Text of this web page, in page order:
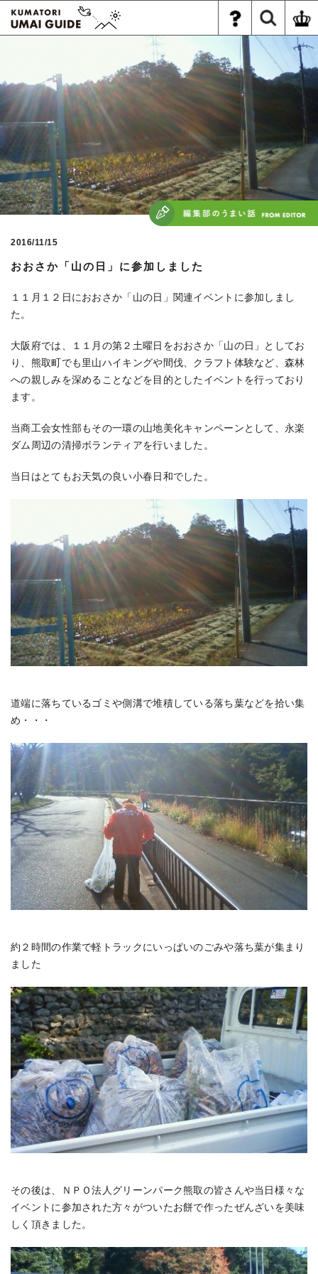
2016/11/15
おおさか「山の日」に参加しました
１１月１２日におおさか「山の日」関連イベントに参加しまし
た。
大阪府では、１１月の第２土曜日をおおさか「山の日」としてお
り、熊取町でも里山ハイキングや間伐、クラフト体験など、森林
への親しみを深めることなどを目的としたイベントを行っており
ます。
当商工会女性部もその一環の山地美化キャンペーンとして、永楽
ダム周辺の清掃ボランティアを行いました。
当日はとてもお天気の良い小春日和でした。
道端に落ちているゴミや側溝で堆積している落ち葉などを拾い集
め・・・
約２時間の作業で軽トラックにいっぱいのごみや落ち葉が集まり
ました
その後は、ＮＰＯ法人グリーンパーク熊取の皆さんや当日様々な
イベントに参加された方々がついたお餅で作ったぜんざいを美味
しく頂きました。